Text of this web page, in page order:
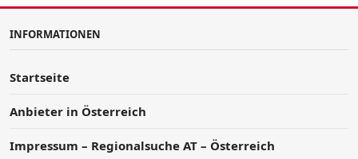
INFORMATIONEN
Startseite
Anbieter in Österreich
Impressum – Regionalsuche AT – Österreich